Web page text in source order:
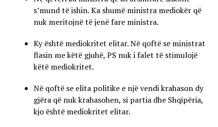
s’mund të ishin. Ka shumë ministra mediokër që
nuk meritojnë të jenë fare ministra.
Ky është mediokritet elitar. Në qoftë se ministrat
flasin me këtë gjuhë, PS nuk i falet të stimulojë
këtë mediokritet.
Në qoftë se elita politike e një vendi krahason dy
gjëra që nuk krahasohen, si partia dhe Shqipëria,
kjo është mediokritet elitar.